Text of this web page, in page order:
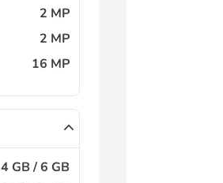
2 MP
2 MP
16 MP
4 GB / 6 GB